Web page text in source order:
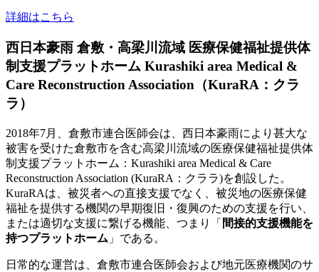
詳細はこちら
西日本豪雨 倉敷・高梁川流域 医療保健福祉提供体
制支援プラットホーム Kurashiki area Medical &
Care Reconstruction Association（KuraRA：クラ
ラ）
2018年7月、倉敷市連合医師会は、西日本豪雨により甚大な
被害を受けた倉敷市を含む高梁川流域の医療保健福祉提供体
制支援プラットホーム：Kurashiki area Medical & Care
Reconstruction Association (KuraRA：クララ)を創設した。
KuraRAは、被災者への直接支援でなく、被災地の医療保健
福祉を提供する機関の早期復旧・復興のための支援を行い、
または適切な支援に繋げる機能、つまり「 間接的支援機能を
持つプラットホーム 」である。
日常的な運営は、倉敷市連合医師会および地元医療機関のサ